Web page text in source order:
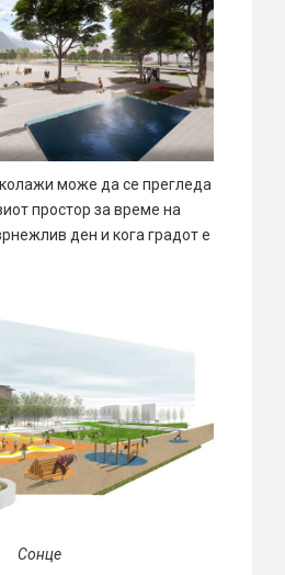
може да се прегледа
простор за време на
ден и кога градот е
Сонце